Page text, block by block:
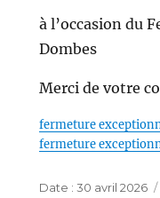
à l’occasion du
Dombes
Merci de votre
fermeture
fermeture
Publié
30 avril 2026